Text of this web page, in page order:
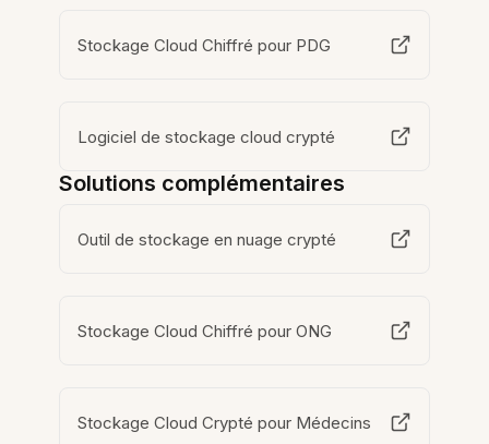
Stockage Cloud Chiffré pour PDG
Logiciel de stockage cloud crypté
Solutions complémentaires
Outil de stockage en nuage crypté
Stockage Cloud Chiffré pour ONG
Stockage Cloud Crypté pour Médecins